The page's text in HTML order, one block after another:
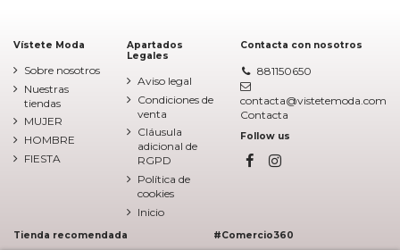
Vístete Moda
Sobre nosotros
Nuestras
tiendas
MUJER
HOMBRE
FIESTA
Apartados
Legales
Aviso legal
Condiciones de
venta
Cláusula
adicional de
RGPD
Política de
cookies
Inicio
Contacta con nosotros
881150650
contacta@vistetemoda.com
Contacta
Follow us
Tienda recomendada #Comercio360